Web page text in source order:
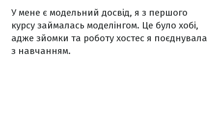
У мене є модельний досвід, я з першого
курсу займалась моделінгом. Це було хобі,
адже зйомки та роботу хостес я поєднувала
з навчанням.